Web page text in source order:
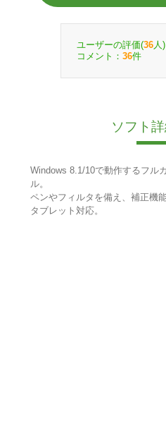
ユーザーの評価(36 人)
コメント： 36件
ソフト
Windows 8.1/10で動作するフル
ル。
ペンやフィルタを備え、補正機
タブレット対応。